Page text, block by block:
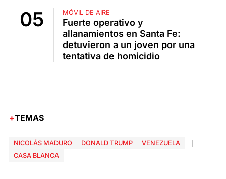
MÓVIL DE AIRE
Fuerte operativo y
allanamientos en Santa Fe:
detuvieron a un joven por una
tentativa de homicidio
TEMAS
NICOLÁS MADURO DONALD TRUMP
VENEZUELA
CASA BLANCA